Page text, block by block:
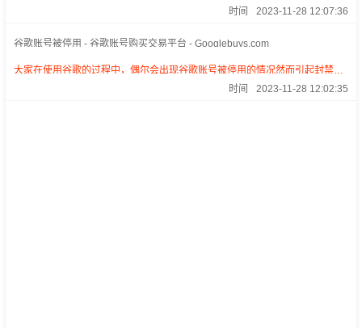
以尝试谷歌账号申诉，看看是否能解除封禁或异常状态。 2023-11-28 12:07:36
时间
谷歌账号被停用 - 谷歌账号购买交易平台 - Googlebuys.com
大家在使用谷歌的过程中，偶尔会出现谷歌账号被停用的情况然而引起封禁的
原因是因为你违范了谷歌账号服务条款，账号被谷歌账号封禁处理，这种情
2023-11-28 12:02:35
时间